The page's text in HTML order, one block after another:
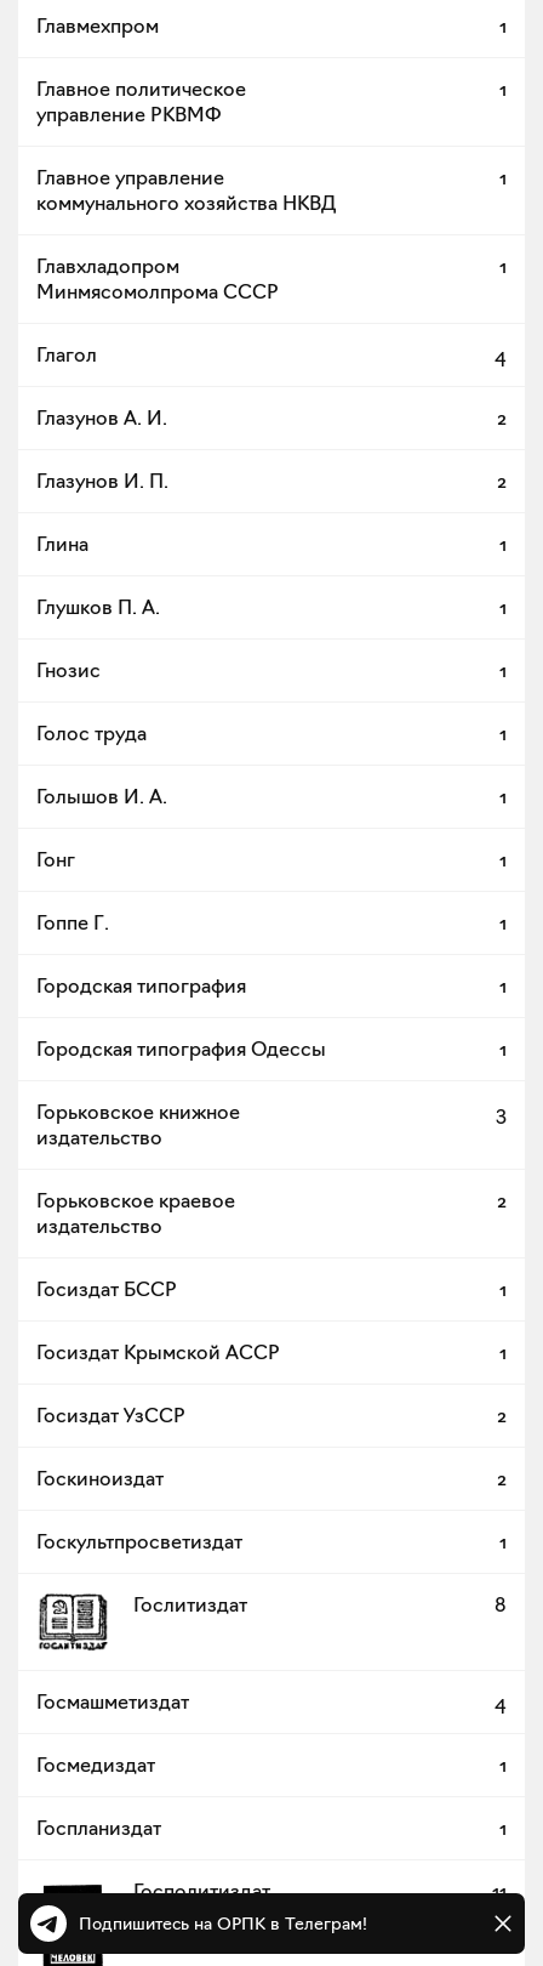
Главмехпром 1
Главное политическое
управление РКВМФ
1
Главное управление
коммунального хозяйства НКВД
1
Главхладопром
Минмясомолпрома СССР
1
Глагол 4
Глазунов А. И. 2
Глазунов И. П. 2
Глина 1
Глушков П. А. 1
Гнозис 1
Голос труда 1
Голышов И. А. 1
Гонг 1
Гоппе Г. 1
Городская типография 1
Городская типография Одессы 1
Горьковское книжное
издательство
3
Горьковское краевое
издательство
2
Госиздат БССР 1
Госиздат Крымской АССР 1
Госиздат УзССР 2
Госкиноиздат 2
Госкультпросветиздат 1
Гослитиздат 8
Госмашметиздат 4
Госмедиздат 1
Госпланиздат 1
Госполитиздат 11
Подпишитесь на ОРПК в Телеграм!